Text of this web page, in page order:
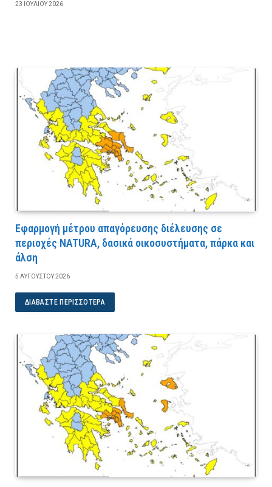
23 ΙΟΥΛΊΟΥ 2026
Εφαρμογή μέτρου απαγόρευσης διέλευσης σε
περιοχές NATURA, δασικά οικοσυστήματα, πάρκα και
άλση
5 ΑΥΓΟΎΣΤΟΥ 2026
ΔΙΑΒΆΣΤΕ ΠΕΡΙΣΣΌΤΕΡΑ